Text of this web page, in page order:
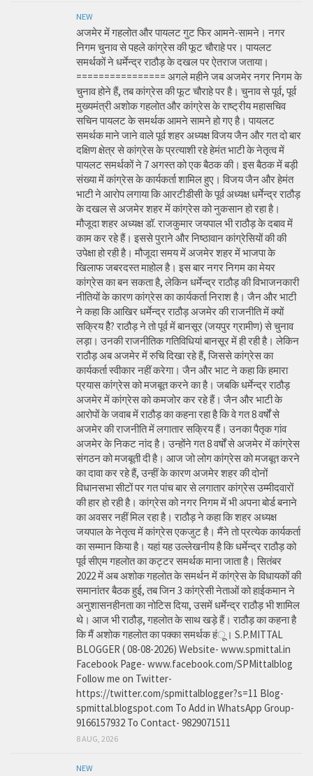
NEW
अजमेर में गहलोत और पायलट गुट फिर आमने-सामने। नगर
निगम चुनाव से पहले कांग्रेस की फूट चौराहे पर। पायलट
समर्थकों ने धर्मेन्द्र राठौड़ के दखल पर ऐतराज जताया।
================ अगले महीने जब अजमेर नगर निगम के
चुनाव होने हैं, तब कांग्रेस की फूट चौराहे पर है। चुनाव से पूर्व, पूर्व
मुख्यमंत्री अशोक गहलोत और कांग्रेस के राष्ट्रीय महासचिव
सचिन पायलट के समर्थक आमने सामने हो गए है। पायलट
समर्थक माने जाने वाले पूर्व शहर अध्यक्ष विजय जैन और गत दो बार
दक्षिण क्षेत्र से कांग्रेस के प्रत्याशी रहे हेमंत भाटी के नेतृत्व में
पायलट समर्थकों ने 7 अगस्त को एक बैठक की। इस बैठक में बड़ी
संख्या में कांग्रेस के कार्यकर्ता शामिल हुए। विजय जैन और हेमंत
भाटी ने आरोप लगाया कि आरटीडीसी के पूर्व अध्यक्ष धर्मेन्द्र राठौड़
के दखल से अजमेर शहर में कांग्रेस को नुकसान हो रहा है।
मौजूदा शहर अध्यक्ष डॉ. राजकुमार जयपाल भी राठौड़ के दबाव में
काम कर रहे हैं। इससे पुराने और निष्ठावान कांग्रेसियों की की
उपेक्षा हो रही है। मौजूदा समय में अजमेर शहर में भाजपा के
खिलाफ जबरदस्त माहोल है। इस बार नगर निगम का मेयर
कांग्रेस का बन सकता है, लेकिन धर्मेन्द्र राठौड़ की विभाजनकारी
नीतियों के कारण कांग्रेस का कार्यकर्ता निराश है। जैन और भाटी
ने कहा कि आखिर धर्मेन्द्र राठौड़ अजमेर की राजनीति में क्यों
सक्रिय हैै? राठौड़ ने तो पूर्व में बानसूर (जयपुर ग्रामीण) से चुनाव
लड़ा। उनकी राजनीतिक गतिविधियां बानसूर में ही रही है। लेकिन
राठौड़ अब अजमेर में रुचि दिखा रहे हैं, जिससे कांग्रेस का
कार्यकर्ता स्वीकार नहीं करेगा। जैन और भाट ने कहा कि हमारा
प्रयास कांग्रेस को मजबूत करने का है। जबकि धर्मेन्द्र राठौड़
अजमेर में कांग्रेस को कमजोर कर रहे हैं। जैन और भाटी के
आरोपों के जवाब में राठौड़ का कहना रहा है कि वे गत 8 वर्षों से
अजमेर की राजनीति में लगातार सक्रिय हैं। उनका पैतृक गांव
अजमेर के निकट नांद है। उन्होंने गत 8 वर्षों से अजमेर में कांग्रेस
संगठन को मजबूती दी है। आज जो लोग कांग्रेस को मजबूत करने
का दावा कर रहे हैं, उन्हीं के कारण अजमेर शहर की दोनों
विधानसभा सीटों पर गत पांच बार से लगातार कांग्रेस उम्मीदवारों
की हार हो रही है। कांग्रेस को नगर निगम में भी अपना बोर्ड बनाने
का अवसर नहीं मिल रहा है। राठौड़ ने कहा कि शहर अध्यक्ष
जयपाल के नेतृत्व में कांग्रेस एकजुट है। मैंने तो प्रत्येक कार्यकर्ता
का सम्मान किया है। यहां यह उल्लेखनीय है कि धर्मेन्द्र राठौड़ को
पूर्व सीएम गहलोत का कट्टर समर्थक माना जाता है। सितंबर
2022 में अब अशोक गहलोत के समर्थन में कांग्रेस के विधायकों की
समानांतर बैठक हुई, तब जिन 3 कांग्रेसी नेताओं को हाईकमान ने
अनुशासनहीनता का नोटिस दिया, उसमें धर्मेन्द्र राठौड़ भी शामिल
थे। आज भी राठौड़, गहलोत के साथ खड़े हैं। राठौड़ का कहना है
कि मैं अशोक गहलोत का पक्का समर्थक हंू। S.P.MITTAL
BLOGGER ( 08-08-2026) Website- www.spmittal.in
Facebook Page- www.facebook.com/SPMittalblog
Follow me on Twitter-
https://twitter.com/spmittalblogger?s=11 Blog-
spmittal.blogspot.com To Add in WhatsApp Group-
9166157932 To Contact- 9829071511
8 AUG, 2026
NEW